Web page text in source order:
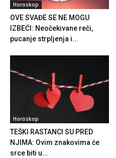
Horoskop
OVE SVAĐE SE NE MOGU
IZBEĆI: Neočekivane reči,
pucanje strpljenja i...
Horoskop
TEŠKI RASTANCI SU PRED
NJIMA: Ovim znakovima će
srce biti u...